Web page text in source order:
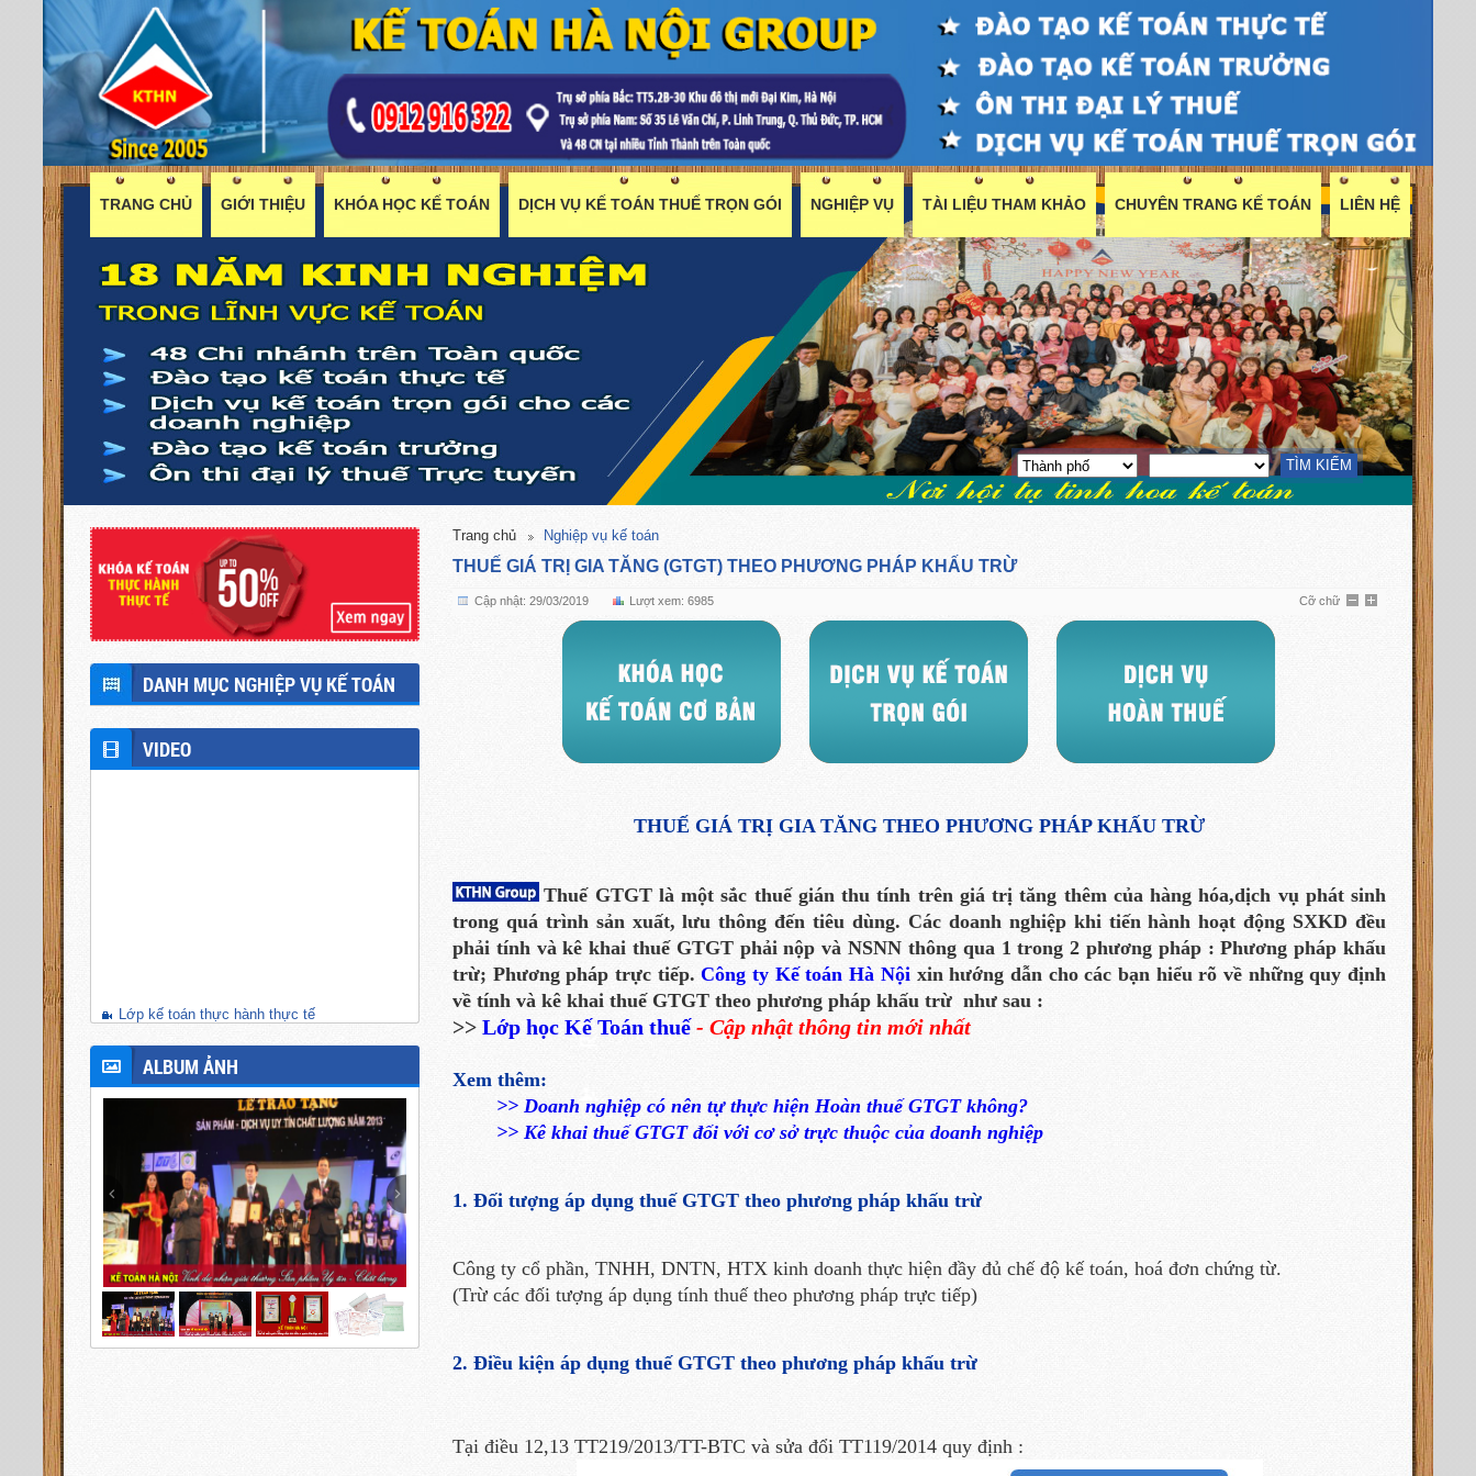
TRANG CHỦ GIỚI THIỆU KHÓA HỌC KẾ TOÁN DỊCH VỤ KẾ TOÁN THUẾ TRỌN GÓI NGHIỆP VỤ TÀI LIỆU THAM KHẢO CHUYÊN TRANG KẾ TOÁN LIÊN HỆ
TÌM KIẾM
DANH MỤC NGHIỆP VỤ KẾ TOÁN
VIDEO
Lớp kế toán thực hành thực tế
ALBUM ẢNH
Trang chủ Nghiệp vụ kế toán
THUẾ GIÁ TRỊ GIA TĂNG (GTGT) THEO PHƯƠNG PHÁP KHẤU TRỪ
Cập nhật: 29/03/2019 Lượt xem: 6985 Cỡ chữ
THUẾ GIÁ TRỊ GIA TĂNG THEO PHƯƠNG PHÁP KHẤU TRỪ
Thuế GTGT là một sắc thuế gián thu tính trên giá trị tăng thêm của hàng hóa,dịch vụ phát sinh
trong quá trình sản xuất, lưu thông đến tiêu dùng. Các doanh nghiệp khi tiến hành hoạt động SXKD đều
phải tính và kê khai thuế GTGT phải nộp và NSNN thông qua 1 trong 2 phương pháp :Phương pháp khấu
trừ; Phương pháp trực tiếp.Công ty Kế toán Hà Nội xin hướng dẫn cho các bạn hiểu rõ về những quy định
về tính và kê khai thuế GTGT theo phương pháp khấu trừ như sau :
>> Lớp học Kế Toán thuế- Cập nhật thông tin mới nhất
Xem thêm:
>> Doanh nghiệp có nên tự thực hiện Hoàn thuế GTGT không?
>> Kê khai thuế GTGT đối với cơ sở trực thuộc của doanh nghiệp
1. Đối tượng áp dụng thuế GTGT theo phương pháp khấu trừ
Công ty cổ phần, TNHH, DNTN, HTX kinh doanh thực hiện đầy đủ chế độ kế toán, hoá đơn chứng từ.
(Trừ các đối tượng áp dụng tính thuế theo phương pháp trực tiếp)
2. Điều kiện áp dụng thuế GTGT theo phương pháp khấu trừ
Tại điều 12,13 TT219/2013/TT-BTC và sửa đổi TT119/2014 quy định :